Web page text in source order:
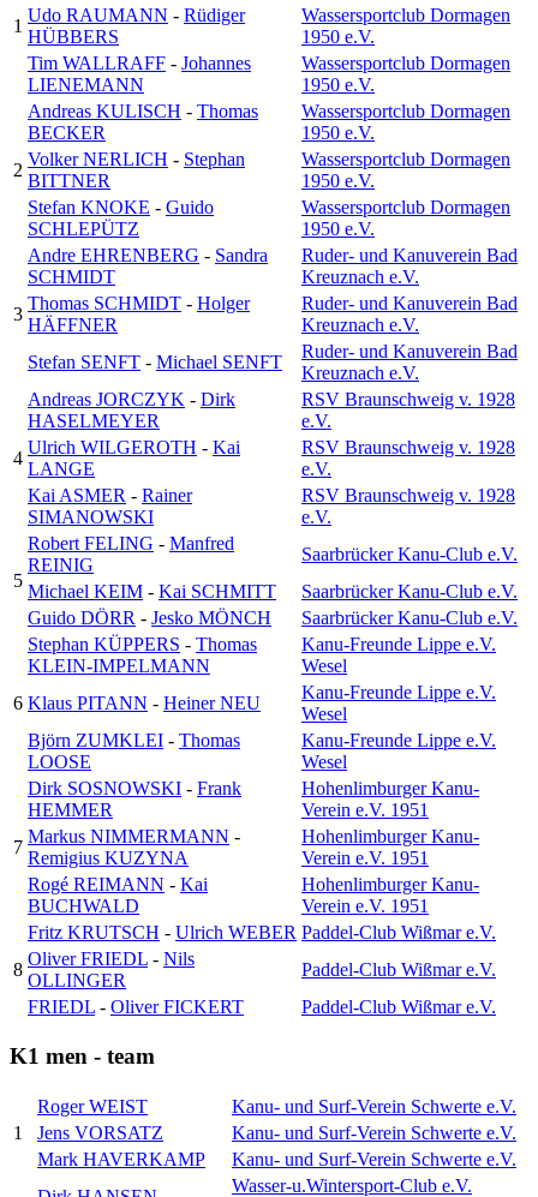
1
Udo RAUMANN - Rüdiger
HÜBBERS
Wassersportclub Dormagen
1950 e.V.
Tim WALLRAFF - Johannes
LIENEMANN
Wassersportclub Dormagen
1950 e.V.
2
Andreas KULISCH - Thomas
BECKER
Wassersportclub Dormagen
1950 e.V.
Volker NERLICH - Stephan
BITTNER
Wassersportclub Dormagen
1950 e.V.
Stefan KNOKE - Guido
SCHLEPÜTZ
Wassersportclub Dormagen
1950 e.V.
3
Andre EHRENBERG - Sandra
SCHMIDT
Ruder- und Kanuverein Bad
Kreuznach e.V.
Thomas SCHMIDT - Holger
HÄFFNER
Ruder- und Kanuverein Bad
Kreuznach e.V.
Stefan SENFT - Michael SENFT
Ruder- und Kanuverein Bad
Kreuznach e.V.
4
Andreas JORCZYK - Dirk
HASELMEYER
RSV Braunschweig v. 1928
e.V.
Ulrich WILGEROTH - Kai
LANGE
RSV Braunschweig v. 1928
e.V.
Kai ASMER - Rainer
SIMANOWSKI
RSV Braunschweig v. 1928
e.V.
5
Robert FELING - Manfred
REINIG
Saarbrücker Kanu-Club e.V.
Michael KEIM - Kai SCHMITT
Saarbrücker Kanu-Club e.V.
Guido DÖRR - Jesko MÖNCH Saarbrücker Kanu-Club e.V.
6
Stephan KÜPPERS - Thomas
KLEIN-IMPELMANN
Kanu-Freunde Lippe e.V.
Wesel
Klaus PITANN - Heiner NEU
Kanu-Freunde Lippe e.V.
Wesel
Björn ZUMKLEI - Thomas
LOOSE
Kanu-Freunde Lippe e.V.
Wesel
7
Dirk SOSNOWSKI - Frank
HEMMER
Hohenlimburger Kanu-
Verein e.V. 1951
Markus NIMMERMANN -
Remigius KUZYNA
Hohenlimburger Kanu-
Verein e.V. 1951
Rogé REIMANN - Kai
BUCHWALD
Hohenlimburger Kanu-
Verein e.V. 1951
8
Fritz KRUTSCH - Ulrich WEBER Paddel-Club Wißmar e.V.
Oliver FRIEDL - Nils
OLLINGER
Paddel-Club Wißmar e.V.
FRIEDL - Oliver FICKERT Paddel-Club Wißmar e.V.
K1 men - team
1
Roger WEIST
Kanu- und Surf-Verein Schwerte e.V.
Jens VORSATZ
Kanu- und Surf-Verein Schwerte e.V.
Mark HAVERKAMP
Kanu- und Surf-Verein Schwerte e.V.
Wasser-u.Wintersport-Club e.V.